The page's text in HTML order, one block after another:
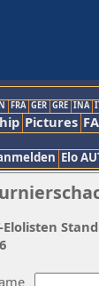
FRA GER GRE INA
Pictures
Elo
Elolisten